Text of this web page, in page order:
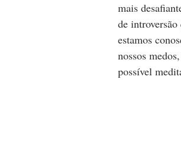
mais
de
estamos
nossos
possível